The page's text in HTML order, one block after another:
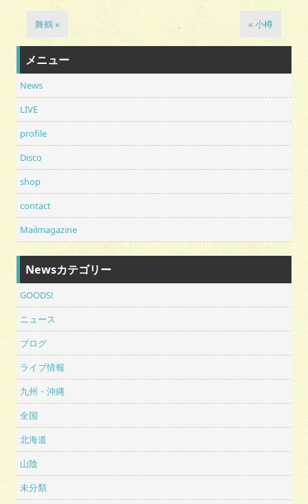
« 小樽
舞鶴 »
メニュー
News
LIVE
profile
Disco
shop
contact
Mailmagazine
Newsカテゴリー
GOODS!
ニュース
ブログ
ライブ情報
九州・沖縄
全国
北海道
山陰
未分類